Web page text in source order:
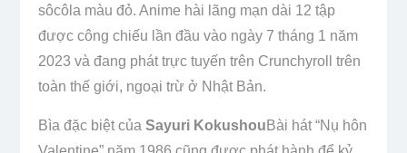
sôcôla màu đỏ. Anime hài lãng mạn dài 12 tập
được công chiếu lần đầu vào ngày 7 tháng 1 năm
2023 và đang phát trực tuyến trên Crunchyroll trên
toàn thế giới, ngoại trừ ở Nhật Bản.
Bìa đặc biệt của Sayuri Kokushou Bài hát “Nụ hôn